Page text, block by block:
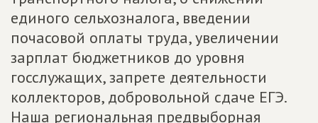
единого сельхозналога, введении
почасовой оплаты труда, увеличении
зарплат бюджетников до уровня
госслужащих, запрете деятельности
коллекторов, добровольной сдаче ЕГЭ.
Наша региональная предвыборная